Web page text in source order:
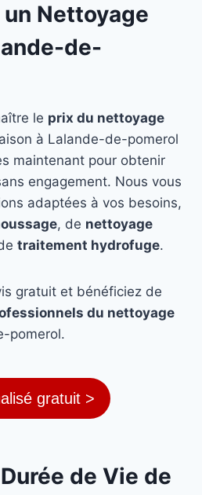
Nettoyage
de-
le prix du nettoyage
à Lalande-de-pomerol
maintenant pour obtenir
engagement. Nous vous
adaptées à vos besoins,
, de nettoyage
traitement hydrofuge.
gratuit et bénéficiez de
du nettoyage
pomerol.
gratuit >
de Vie de